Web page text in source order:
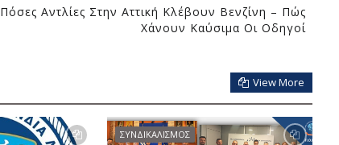
Πόσες Αντλίες Στην Αττική Κλέβουν Βενζίνη – Πώς
Χάνουν Καύσιμα Οι Οδηγοί
View More
ΣΥΝΔΙΚΑΛΙΣΜΟΣ